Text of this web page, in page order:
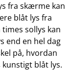
fra skærme kan
blåt lys fra
sollys kan
end en hel dag
på, hvordan
blåt lys.